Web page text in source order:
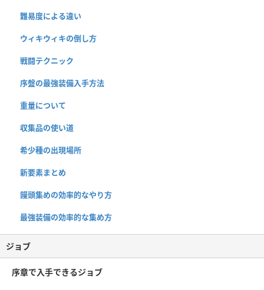
難易度による違い
ウィキウィキの倒し方
戦闘テクニック
序盤の最強装備入手方法
重量について
収集品の使い道
希少種の出現場所
新要素まとめ
饅頭集めの効率的なやり方
最強装備の効率的な集め方
ジョブ
序章で入手できるジョブ